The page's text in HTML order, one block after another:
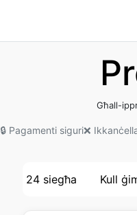
Għall-
🔒 Pagamenti siguri❌
24 siegħa Kull